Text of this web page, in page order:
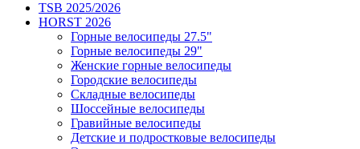
TSB 2025/2026
HORST 2026
Горные велосипеды 27.5"
Горные велосипеды 29"
Женские горные велосипеды
Городские велосипеды
Складные велосипеды
Шоссейные велосипеды
Гравийные велосипеды
Детские и подростковые велосипеды